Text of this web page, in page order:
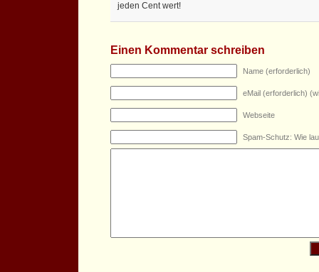
jeden Cent wert!
Einen Kommentar schreiben
Name (erforderlich)
eMail (erforderlich)
Webseite
Spam-Schutz: Wie